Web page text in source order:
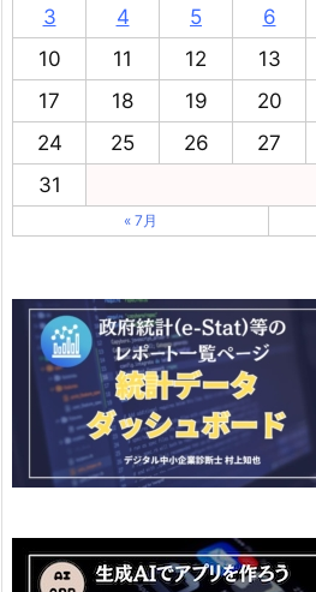
3
4 5 6
10
11 12 13
17
18 19 20
24
25 26 27
31
« 7月